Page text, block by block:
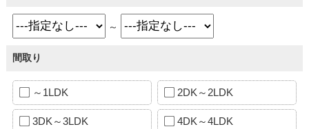
～
間取り
～1LDK 2DK～2LDK
3DK～3LDK 4DK～4LDK